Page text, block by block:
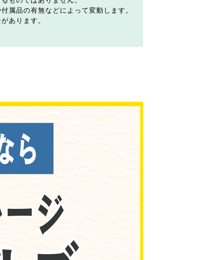
属品の有無などによって変動します。
あります。